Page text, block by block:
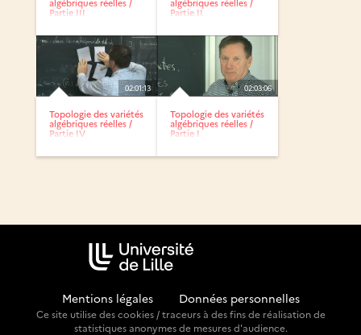
algébriques réelles /
Partie III
algébriques réelles /
Partie II
02:01:13
Topologie des variétés
algébriques réelles /
Partie IV
02:03:06
Topologie des variétés
algébriques réelles /
Partie I
Mentions légales Données personnelles
Ce site utilise des cookies / traceurs à des fins de réalisation de
statistiques anonymes de mesures d'audience.